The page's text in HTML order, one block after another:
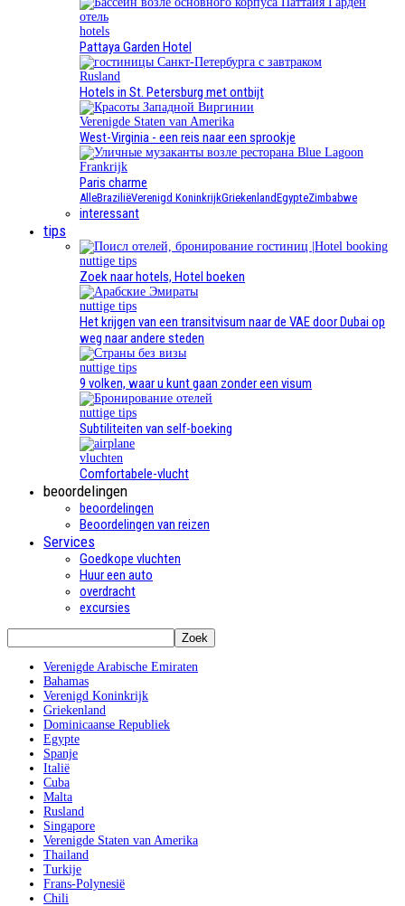
hotels
Pattaya Garden Hotel
Rusland
Hotels in St. Petersburg met ontbijt
Verenigde Staten van Amerika
West-Virginia - een reis naar een sprookje
Frankrijk
Paris charme
AlleBraziliëVerenigd KoninkrijkGriekenlandEgypteZimbabwe
interessant
tips
nuttige tips
Zoek naar hotels, Hotel boeken
nuttige tips
Het krijgen van een transitvisum naar de VAE door Dubai op
weg naar andere steden
nuttige tips
9 volken, waar u kunt gaan zonder een visum
nuttige tips
Subtiliteiten van self-boeking
vluchten
Comfortabele-vlucht
beoordelingen
beoordelingen
Beoordelingen van reizen
Services
Goedkope vluchten
Huur een auto
overdracht
excursies
Verenigde Arabische Emiraten
Bahamas
Verenigd Koninkrijk
Griekenland
Dominicaanse Republiek
Egypte
Spanje
Italië
Cuba
Malta
Rusland
Singapore
Verenigde Staten van Amerika
Thailand
Turkije
Frans-Polynesië
Chili